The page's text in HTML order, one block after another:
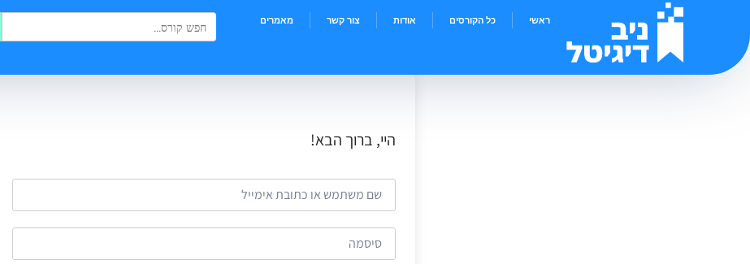
ראשי כל הקורסים אודות צור קשר מאמרים Search
for:
Search Button
היי, ברוך הבא!